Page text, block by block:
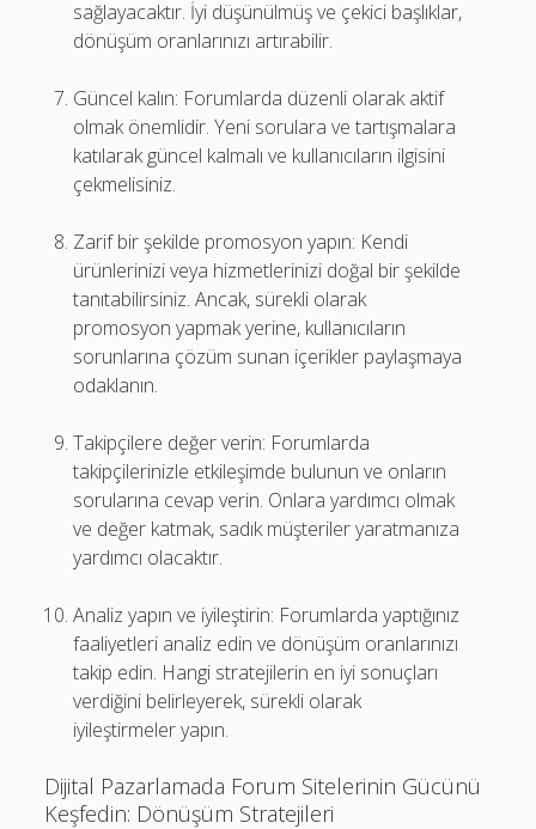
sağlayacaktır. İyi düşünülmüş ve çekici başlıklar,
dönüşüm oranlarınızı artırabilir.
Güncel kalın: Forumlarda düzenli olarak aktif
olmak önemlidir. Yeni sorulara ve tartışmalara
katılarak güncel kalmalı ve kullanıcıların ilgisini
çekmelisiniz.
Zarif bir şekilde promosyon yapın: Kendi
ürünlerinizi veya hizmetlerinizi doğal bir şekilde
tanıtabilirsiniz. Ancak, sürekli olarak
promosyon yapmak yerine, kullanıcıların
sorunlarına çözüm sunan içerikler paylaşmaya
odaklanın.
Takipçilere değer verin: Forumlarda
takipçilerinizle etkileşimde bulunun ve onların
sorularına cevap verin. Onlara yardımcı olmak
ve değer katmak, sadık müşteriler yaratmanıza
yardımcı olacaktır.
Analiz yapın ve iyileştirin: Forumlarda yaptığınız
faaliyetleri analiz edin ve dönüşüm oranlarınızı
takip edin. Hangi stratejilerin en iyi sonuçları
verdiğini belirleyerek, sürekli olarak
iyileştirmeler yapın.
Dijital Pazarlamada Forum Sitelerinin Gücünü
Keşfedin: Dönüşüm Stratejileri